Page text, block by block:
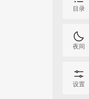
目录
夜间
设置